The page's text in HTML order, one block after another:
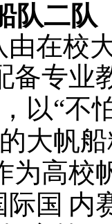
队二队
在校
备专业
以“不
的大帆
为高校
国 内